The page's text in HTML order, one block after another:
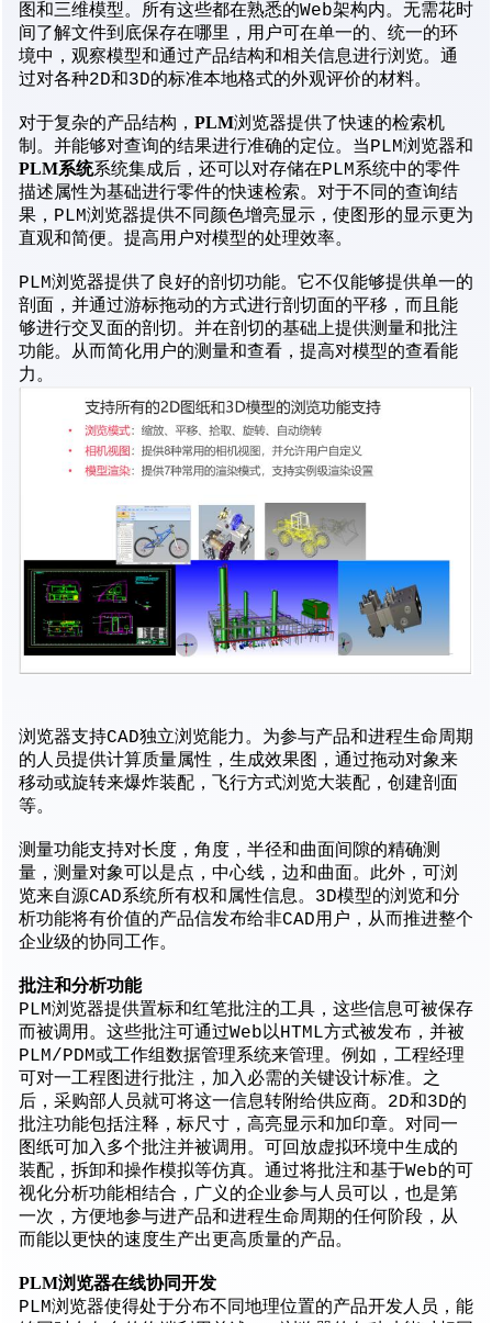
图和三维模型。所有这些都在熟悉的Web架构内。无需花时
间了解文件到底保存在哪里，用户可在单一的、统一的环
境中，观察模型和通过产品结构和相关信息进行浏览。通
过对各种2D和3D的标准本地格式的外观评价的材料。
对于复杂的产品结构， PLM浏览器提供了快速的检索机
制。并能够对查询的结果进行准确的定位。当PLM浏览器和
PLM系统系统集成后，还可以对存储在PLM系统中的零件
描述属性为基础进行零件的快速检索。对于不同的查询结
果，PLM浏览器提供不同颜色增亮显示，使图形的显示更为
直观和简便。提高用户对模型的处理效率。
PLM浏览器提供了良好的剖切功能。它不仅能够提供单一的
剖面，并通过游标拖动的方式进行剖切面的平移，而且能
够进行交叉面的剖切。并在剖切的基础上提供测量和批注
功能。从而简化用户的测量和查看，提高对模型的查看能
力。
浏览器支持CAD独立浏览能力。为参与产品和进程生命周期
的人员提供计算质量属性，生成效果图，通过拖动对象来
移动或旋转来爆炸装配，飞行方式浏览大装配，创建剖面
等。
测量功能支持对长度，角度，半径和曲面间隙的精确测
量，测量对象可以是点，中心线，边和曲面。此外，可浏
览来自源CAD系统所有权和属性信息。3D模型的浏览和分
析功能将有价值的产品信发布给非CAD用户，从而推进整个
企业级的协同工作。
批注和分析功能
PLM浏览器提供置标和红笔批注的工具，这些信息可被保存
而被调用。这些批注可通过Web以HTML方式被发布，并被
PLM/PDM或工作组数据管理系统来管理。例如，工程经理
可对一工程图进行批注，加入必需的关键设计标准。之
后，采购部人员就可将这一信息转附给供应商。2D和3D的
批注功能包括注释，标尺寸，高亮显示和加印章。对同一
图纸可加入多个批注并被调用。可回放虚拟环境中生成的
装配，拆卸和操作模拟等仿真。通过将批注和基于Web的可
视化分析功能相结合，广义的企业参与人员可以，也是第
一次，方便地参与进产品和进程生命周期的任何阶段，从
而能以更快的速度生产出更高质量的产品。
PLM浏览器在线协同开发
PLM浏览器使得处于分布不同地理位置的产品开发人员，能